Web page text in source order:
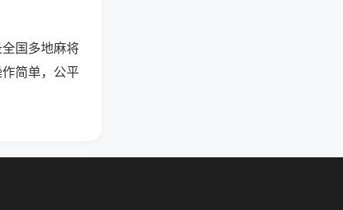
国多地麻将
简单，公平